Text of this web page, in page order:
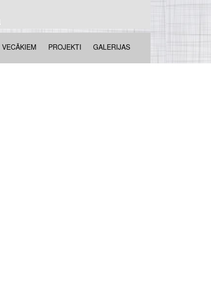
VECĀKIEM PROJEKTI GALERIJAS